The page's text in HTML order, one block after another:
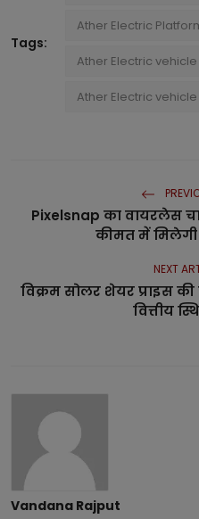
Tags:
Ather Electric
Ather Electric
Ather Electric
Pixelsnap का वायरलेस
कीमत में मिलेगी
NEXT
विक्रम सोलर शेयर प्राइस
वित्तीय
Vandana Rajput